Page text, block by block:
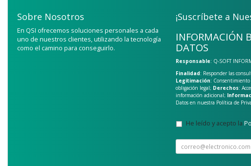
Sobre Nosotros
En QSI ofrecemos soluciones personales a cada
uno de nuestros clientes, utilizando la tecnología
como el camino para conseguirlo.
¡Suscríbete a
INFORMACIÓN
DATOS
Responsable: Q-SOFT
Finalidad: Responder las
Legitimación:
obligación legal; Derechos:
información adicional;
Datos en nuestra Política de
He leído y acepto la